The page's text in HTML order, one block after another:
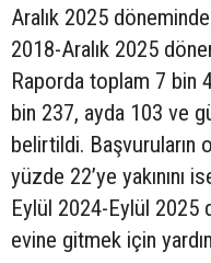
Aralık 2025
2018-Aralık 2025
Raporda toplam 7 bin
bin 237, ayda 103 ve
belirtildi. Başvuruların
yüzde 22’ye yakınını
Eylül 2024-Eylül 2025
evine gitmek için